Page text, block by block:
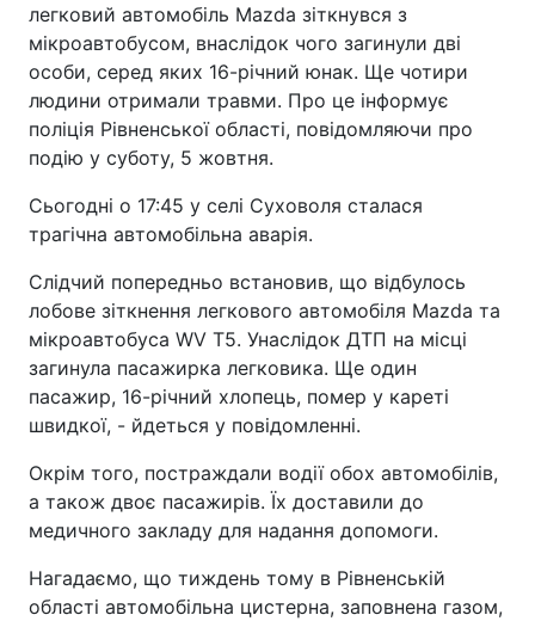
легковий автомобіль Mazda зіткнувся з
мікроавтобусом, внаслідок чого загинули дві
особи, серед яких 16-річний юнак. Ще чотири
людини отримали травми. Про це інформує
поліція Рівненської області, повідомляючи про
подію у суботу, 5 жовтня.
Сьогодні о 17:45 у селі Суховоля сталася
трагічна автомобільна аварія.
Слідчий попередньо встановив, що відбулось
лобове зіткнення легкового автомобіля Mazda та
мікроавтобуса WV T5. Унаслідок ДТП на місці
загинула пасажирка легковика. Ще один
пасажир, 16-річний хлопець, помер у кареті
швидкої, - йдеться у повідомленні.
Окрім того, постраждали водії обох автомобілів,
а також двоє пасажирів. Їх доставили до
медичного закладу для надання допомоги.
Нагадаємо, що тиждень тому в Рівненській
області автомобільна цистерна, заповнена газом,